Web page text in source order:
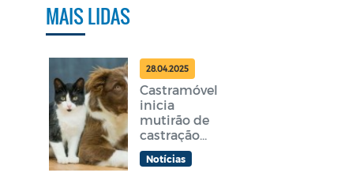
MAIS LIDAS
28.04.2025
Castramóvel
inicia
mutirão de
castração
gratuita em
Araruama
Notícias